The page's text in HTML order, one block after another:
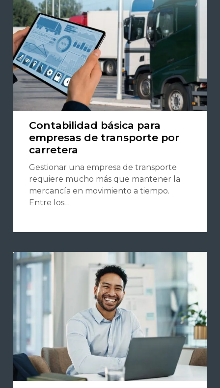
Contabilidad básica para
empresas de transporte por
carretera
Gestionar una empresa de transporte
requiere mucho más que mantener la
mercancía en movimiento a tiempo.
Entre los…